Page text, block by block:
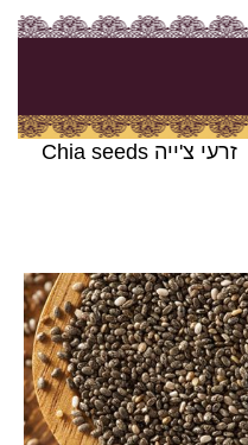
זרעי צ'ייה Chia seeds